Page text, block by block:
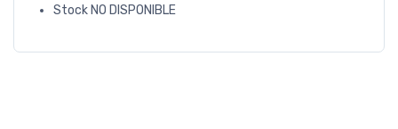
Stock NO DISPONIBLE